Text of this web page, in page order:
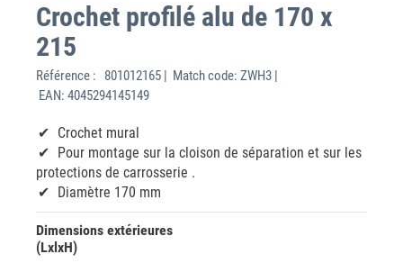
Crochet profilé alu de 170 x
215
Référence :
801012165 | Match code: ZWH3 |
EAN: 4045294145149
Crochet mural
Pour montage sur la cloison de séparation et sur les
protections de carrosserie .
Diamètre 170 mm
Dimensions extérieures
(LxlxH)